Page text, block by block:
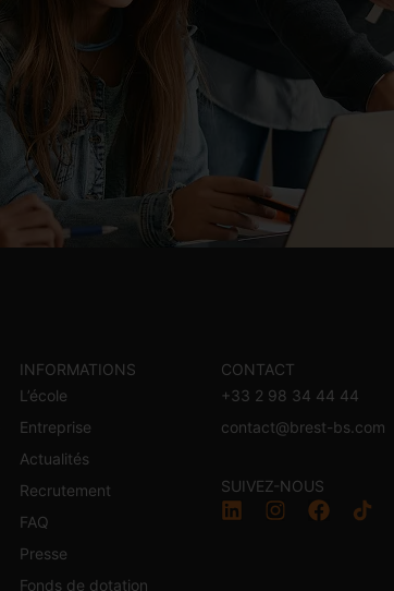
INFORMATIONS
L’école
Entreprise
Actualités
Recrutement
FAQ
Presse
Fonds de dotation
CONTACT
+33 2 98 34 44 44
contact@brest-bs.com
SUIVEZ-NOUS